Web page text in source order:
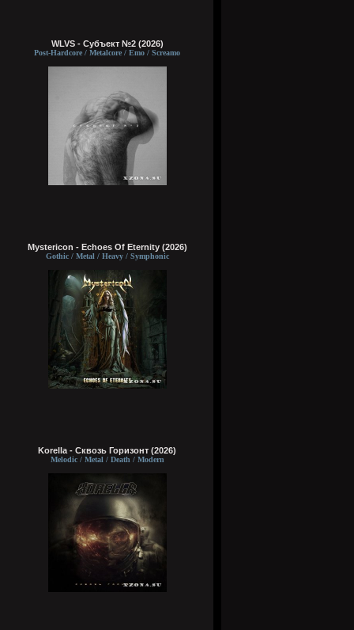
WLVS - Субъект №2 (2026)
Post-Hardcore / Metalcore / Emo / Screamo
Mystericon - Echoes Of Eternity (2026)
Gothic / Metal / Heavy / Symphonic
Korella - Сквозь Горизонт (2026)
Melodic / Metal / Death / Modern